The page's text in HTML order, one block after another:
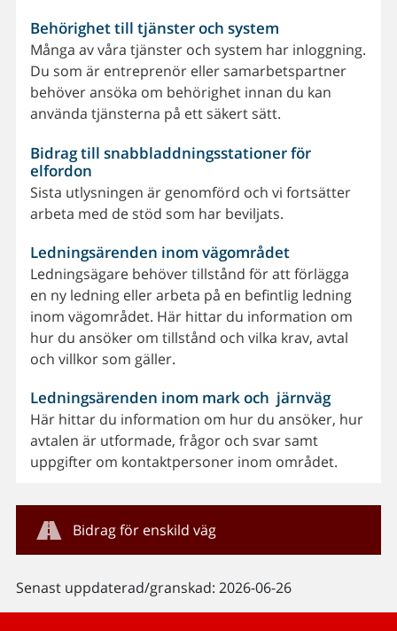
Behörighet till tjänster och system
Många av våra tjänster och system har inloggning.
Du som är entreprenör eller samarbetspartner
behöver ansöka om behörighet innan du kan
använda tjänsterna på ett säkert sätt.
Bidrag till snabbladdningsstationer för
elfordon
Sista utlysningen är genomförd och vi fortsätter
arbeta med de stöd som har beviljats.
Ledningsärenden inom vägområdet
Ledningsägare behöver tillstånd för att förlägga
en ny ledning eller arbeta på en befintlig ledning
inom vägområdet. Här hittar du information om
hur du ansöker om tillstånd och vilka krav, avtal
och villkor som gäller.
Ledningsärenden inom mark och järnväg
Här hittar du information om hur du ansöker, hur
avtalen är utformade, frågor och svar samt
uppgifter om kontaktpersoner inom området.
Bidrag för enskild väg
Senast uppdaterad/granskad: 2026-06-26